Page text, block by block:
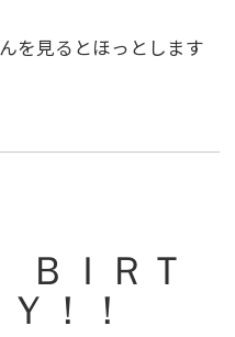
を見るとほっとします
ＢＩＲＴ
！！